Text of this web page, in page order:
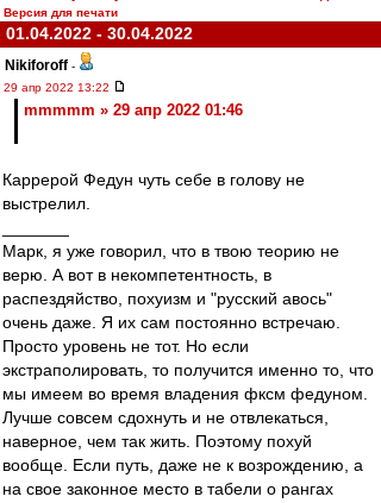
Версия для печати
01.04.2022 - 30.04.2022
Nikiforoff -
29 апр 2022 13:22
mmmmm » 29 апр 2022 01:46
Каррерой Федун чуть себе в голову не
выстрелил.
Марк, я уже говорил, что в твою теорию не
верю. А вот в некомпетентность, в
распездяйство, похуизм и "русский авось"
очень даже. Я их сам постоянно встречаю.
Просто уровень не тот. Но если
экстраполировать, то получится именно то, что
мы имеем во время владения фксм федуном.
Лучше совсем сдохнуть и не отвлекаться,
наверное, чем так жить. Поэтому похуй
вообще. Если путь, даже не к возрождению, а
на свое законное место в табели о рангах